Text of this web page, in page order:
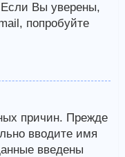
Вы уверены,
попробуйте
причин. Прежде
вводите имя
введены